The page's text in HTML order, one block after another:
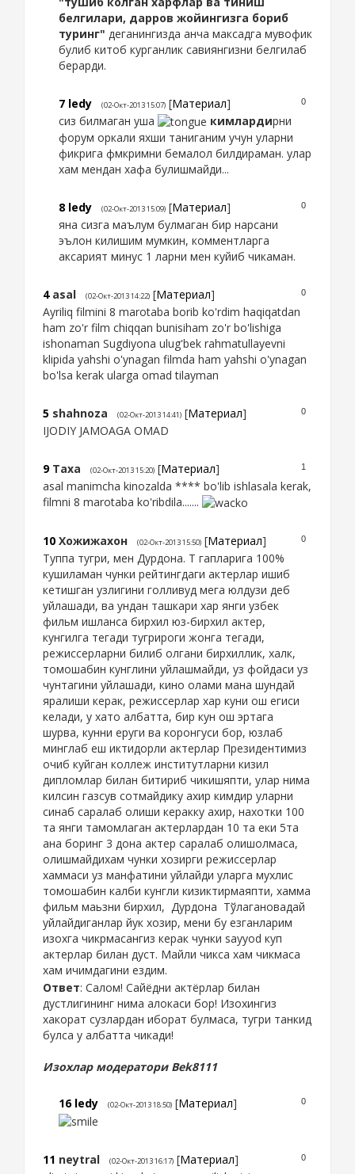
белгилари, дарров жойингизга бориб
туринг" деганингизда анча максадга мувофик
булиб китоб курганлик савиянгизни белгилаб
берарди.
0
7 ledy (02-Окт-2013 15:07) [Материал]
сиз билмаган уша
кимлардирни
форум оркали яхши таниганим учун уларни
фикрига фмкримни бемалол билдираман. улар
хам мендан хафа булишмайди...
0
8 ledy (02-Окт-2013 15:09) [Материал]
яна сизга маълум булмаган бир нарсани
эълон килишим мумкин, комментларга
аксарият минус 1 ларни мен куйиб чикаман.
0
4 asal (02-Окт-2013 14:22) [Материал]
Ayriliq filmini 8 marotaba borib ko'rdim haqiqatdan
ham zo'r film chiqqan bunisiham zo'r bo'lishiga
ishonaman Sugdiyona ulug'bek rahmatullayevni
klipida yahshi o'ynagan filmda ham yahshi o'ynagan
bo'lsa kerak ularga omad tilayman
0
5 shahnoza (02-Окт-2013 14:41) [Материал]
IJODIY JAMOAGA OMAD
1
9 Taxa (02-Окт-2013 15:20) [Материал]
asal manimcha kinozalda **** bo'lib ishlasala kerak,
filmni 8 marotaba ko'ribdila.......
0
10 Хожижахон (02-Окт-2013 15:50) [Материал]
Туппа тугри, мен Дурдона. Т гапларига 100%
кушиламан чунки рейтингдаги актерлар ишиб
кетишган узлигини голливуд мега юлдузи деб
уйлашади, ва ундан ташкари хар янги узбек
фильм ишланса бирхил юз-бирхил актер,
кунгилга тегади тугрироги жонга тегади,
режиссерларни билиб олгани бирхиллик, халк,
томошабин кунглини уйлашмайди, уз фойдаси уз
чунтагини уйлашади, кино олами мана шундай
яралиши керак, режиссерлар хар куни ош егиси
келади, у хато албатта, бир кун ош эртага
шурва, кунни еруги ва коронгуси бор, юзлаб
минглаб еш иктидорли актерлар Президентимиз
очиб куйган коллеж институтларни кизил
дипломлар билан битириб чикишяпти, улар нима
килсин газсув сотмайдику ахир кимдир уларни
синаб саралаб олиши керакку ахир, нахотки 100
та янги тамомлаган актерлардан 10 та еки 5та
ана боринг 3 дона актер саралаб олишолмаса,
олишмайдихам чунки хозирги режиссерлар
хаммаси уз манфатини уйлайди уларга мухлис
томошабин калби кунгли кизиктирмаяпти, хамма
фильм маьзни бирхил, Дурдона Тўлагановадай
уйлайдиганлар йук хозир, мени бу езганларим
изохга чикрмасангиз керак чунки sayyod куп
актерлар билан дуст. Майли чикса хам чикмаса
хам ичимдагини ездим.
Ответ: Салом! Сайёдни актёрлар билан
дустлигининг нима алокаси бор! Изохингиз
хакорат сузлардан иборат булмаса, тугри танкид
булса у албатта чикади!
Изохлар модератори Bek8111
0
16 ledy (02-Окт-2013 18:50) [Материал]
0
11 neytral (02-Окт-2013 16:17) [Материал]